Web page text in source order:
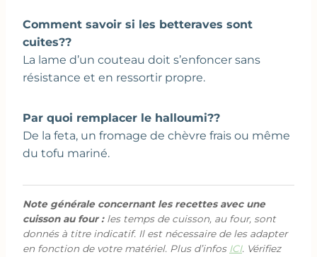
Comment savoir si les betteraves sont
cuites??
La lame d’un couteau doit s’enfoncer sans
résistance et en ressortir propre.
Par quoi remplacer le halloumi??
De la feta, un fromage de chèvre frais ou même
du tofu mariné.
Note générale concernant les recettes avec une
cuisson au four :les temps de cuisson, au four, sont
donnés à titre indicatif. Il est nécessaire de les adapter
en fonction de votre matériel. Plus d’infos ICI. Vérifiez